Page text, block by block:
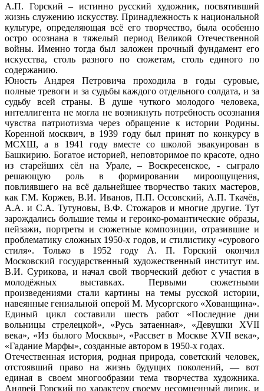
А.П. Горский – истинно русский художник, посвятивший
жизнь служению искусству. Принадлежность к национальной
культуре, определяющая всё его творчество, была особенно
остро осознана в тяжелый период Великой Отечественной
войны. Именно тогда был заложен прочный фундамент его
искусства, столь разного по сюжетам, столь единого по
содержанию.
Юность Андрея Петровича проходила в годы суровые,
полные тревоги и за судьбы каждого отдельного солдата, и за
судьбу всей страны. В душе чуткого молодого человека,
интеллигента не могла не возникнуть потребность осознания
чувства патриотизма через обращение к истории Родины.
Коренной москвич, в 1939 году был принят по конкурсу в
МСХШ, а в 1941 году вместе со школой эвакуирован в
Башкирию. Богатое историей, неповторимое по красоте, одно
из старейших сёл на Урале, – Воскресенское, - сыграло
решающую роль в формировании мироощущения,
повлиявшего на всё дальнейшее творчество таких мастеров,
как Г.М. Коржев, В.И. Иванов, П.П. Оссовский, А.П. Ткачёв,
А.А. и С.А. Тутуновы, В.Ф. Стожаров и многие другие. Тут
зарождались большие темы и героико-романтические образы,
пейзажи, портреты и сюжетные композиции, отразившие и
проблематику сложных 1950-х годов, и стилистику «сурового
стиля». Только в 1952 году А. П. Горский окончил
Московский государственный художественный институт им.
В.И. Сурикова, и начал свой творческий дебют с участия в
молодёжных выставках. Первыми сюжетными
произведениями стали картины на темы русской истории,
навеянные гениальной оперой М. Мусоргского «Хованщина».
Единый цикл составили шесть работ «Последние дни
вольницы стрелецкой», «Русь затаенная», «Девушки XVII
века», «Из былого Москвы», «Рассвет в Москве XVII века»,
«Гадание Марфы», созданные автором в 1950-х годах.
Отечественная история, родная природа, советский человек,
отстоявший право на жизнь будущих поколений, — вот
единая в своем многообразии тема творчества художника.
Андрей Горский по характеру своему несомненный лирик, и